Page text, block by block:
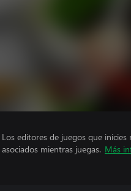
Los editores de juegos que
asociados mientras juegas. Más